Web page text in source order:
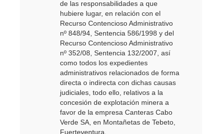
de las responsabilidades a que
hubiere lugar, en relación con el
Recurso Contencioso Administrativo
nº 848/94, Sentencia 586/1998 y del
Recurso Contencioso Administrativo
nº 352/08, Sentencia 132/2007, así
como todos los expedientes
administrativos relacionados de forma
directa o indirecta con dichas causas
judiciales, todo ello, relativos a la
concesión de explotación minera a
favor de la empresa Canteras Cabo
Verde SA, en Montañetas de Tebeto,
Fuerteventura.